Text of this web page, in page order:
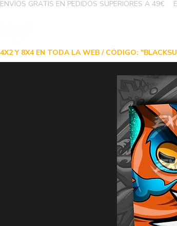
ENVÍOS GRATIS EN PEDIDOS SUPERIORES A 49€
4X2 Y 8X4 EN TODA LA WEB / CÓDIGO: